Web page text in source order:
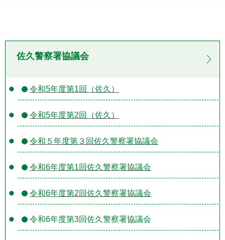
佐久警察署協議会
令和5年度第1回（佐久）
令和5年度第2回（佐久）
令和５年度第３回佐久警察署協議会
令和6年度第1回佐久警察署協議会
令和6年度第2回佐久警察署協議会
令和6年度第3回佐久警察署協議会